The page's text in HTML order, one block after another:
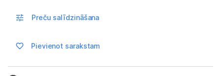
Ūdens gāzēšanas aparāti
Mazās cepeškrāsnis
Preču salīdzināšana
Pievienot sarakstam